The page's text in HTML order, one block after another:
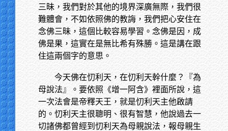
三昧，我們對於其他的境界深廣無際，我們很
難體會，不如依照佛的教誨，我們把心安住在
念佛三昧，這個比較容易學習。念佛是因，成
佛是果，這實在是無比希有殊勝。這是講在跟
住這兩個字的意思。
今天佛在忉利天，在忉利天幹什麼？『為
母說法』。要依照《增一阿含》裡面所說，這
一次法會是帝釋天王，就是忉利天主他啟請
的。忉利天主很聰明、很有智慧，他說過去一
切諸佛都曾經到忉利天為母親說法，報母親生